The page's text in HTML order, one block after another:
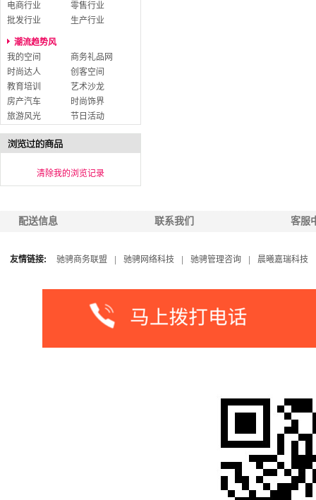
电商行业
零售行业
批发行业
生产行业
潮流趋势风
我的空间
商务礼品网
时尚达人
创客空间
教育培训
艺术沙龙
房产汽车
时尚饰界
旅游风光
节日活动
清除我的浏览记录
配送信息 联系我们 客服
友情链接: 驰骋商务联盟 驰骋网络科技 驰骋管理咨询 晨曦嘉瑞科技